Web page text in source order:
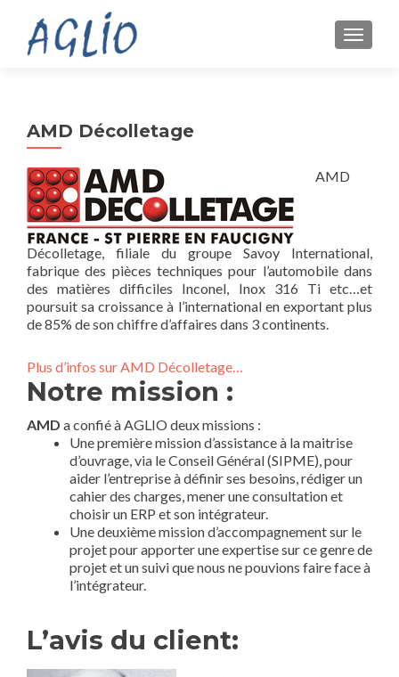
AMD Décolletage
AMD
Décolletage, filiale du groupe Savoy International,
fabrique des pièces techniques pour l’automobile dans
des matières difficiles Inconel, Inox 316 Ti etc…et
poursuit sa croissance à l’international en exportant plus
de 85% de son chiffre d’affaires dans 3 continents.
Plus d’infos sur AMD Décolletage…
Notre mission :
AMD a confié à AGLIO deux missions :
Une première mission d’assistance à la maitrise
d’ouvrage, via le Conseil Général (SIPME), pour
aider l’entreprise à définir ses besoins, rédiger un
cahier des charges, mener une consultation et
choisir un ERP et son intégrateur.
Une deuxième mission d’accompagnement sur le
projet pour apporter une expertise sur ce genre de
projet et un suivi que nous ne pouvions faire face à
l’intégrateur.
L’avis du client: